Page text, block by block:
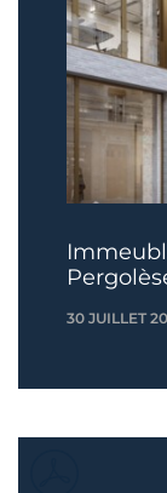
30 JUILLET